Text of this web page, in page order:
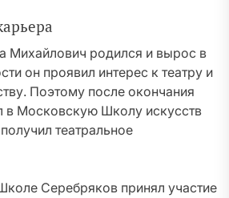
Михайлович родился и вырос в
он проявил интерес к театру и
Поэтому после окончания
в Московскую Школу искусств
театральное
Серебряков принял участие